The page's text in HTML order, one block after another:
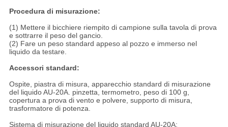
Procedura di misurazione:
(1) Mettere il bicchiere riempito di campione sulla tavola di prova
e sottrarre il peso del gancio.
(2) Fare un peso standard appeso al pozzo e immerso nel
liquido da testare.
Accessori standard:
Ospite, piastra di misura, apparecchio standard di misurazione
del liquido AU-20A. pinzetta, termometro, peso di 100 g,
copertura a prova di vento e polvere, supporto di misura,
trasformatore di potenza.
Sistema di misurazione del liquido standard AU-20A: